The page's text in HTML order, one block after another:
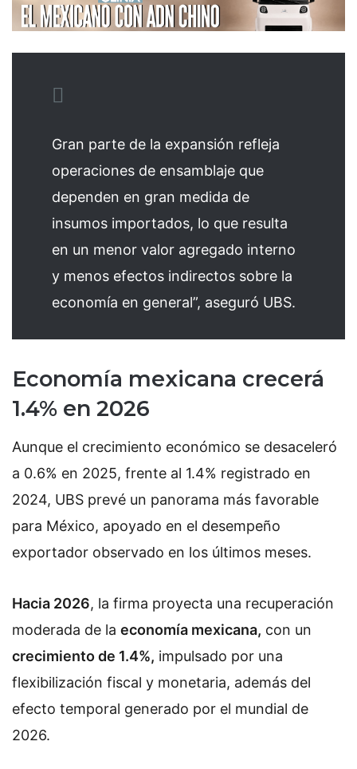
Gran parte de la expansión refleja
operaciones de ensamblaje que
dependen en gran medida de
insumos importados, lo que resulta
en un menor valor agregado interno
y menos efectos indirectos sobre la
economía en general”, aseguró UBS.
Economía mexicana crecerá
1.4% en 2026
Aunque el crecimiento económico se desaceleró
a 0.6% en 2025, frente al 1.4% registrado en
2024, UBS prevé un panorama más favorable
para México, apoyado en el desempeño
exportador observado en los últimos meses.
Hacia 2026, la firma proyecta una recuperación
moderada de la economía mexicana, con un
crecimiento de 1.4%, impulsado por una
flexibilización fiscal y monetaria, además del
efecto temporal generado por el mundial de
2026.